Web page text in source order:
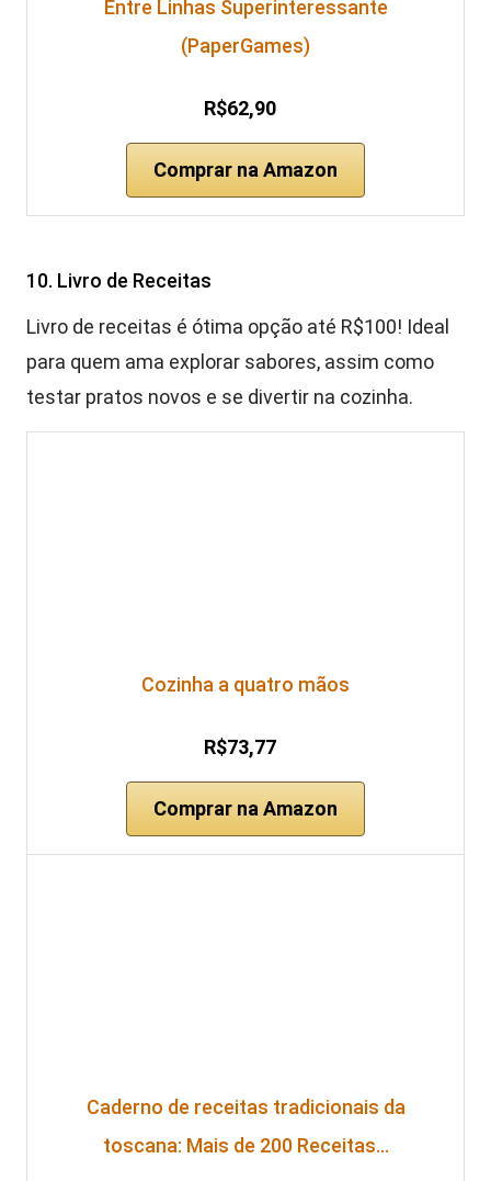
Entre Linhas Superinteressante
(PaperGames)
R$62,90
Comprar na Amazon
10. Livro de Receitas
Livro de receitas é ótima opção até R$100! Ideal
para quem ama explorar sabores, assim como
testar pratos novos e se divertir na cozinha.
Cozinha a quatro mãos
R$73,77
Comprar na Amazon
Caderno de receitas tradicionais da
toscana: Mais de 200 Receitas…